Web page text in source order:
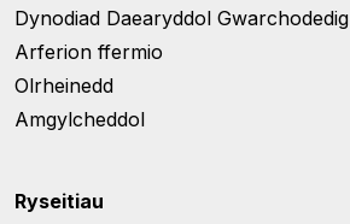
Dynodiad Daearyddol Gwarchodedig
Arferion ffermio
Olrheinedd
Amgylcheddol
Ryseitiau